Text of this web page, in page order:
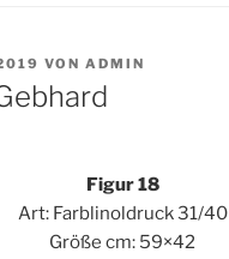
VON ADMIN
Figur 18
Art: Farblinoldruck 31/40
Größe cm: 59×42